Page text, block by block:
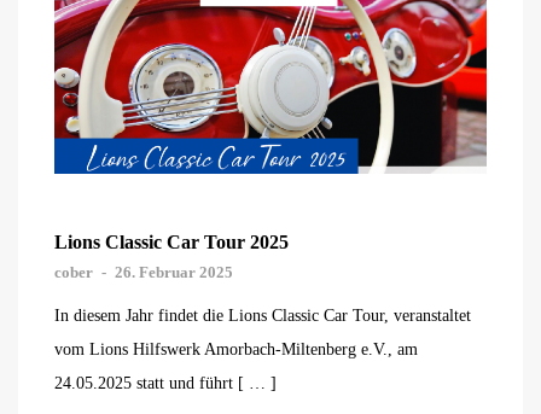
Lions Classic Car Tour 2025
cober - 26. Februar 2025
In diesem Jahr findet die Lions Classic Car Tour, veranstaltet
vom Lions Hilfswerk Amorbach-Miltenberg e.V., am
24.05.2025 statt und führt [ … ]